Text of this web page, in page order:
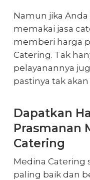
Namun jika
memakai jasa
memberi harga
Catering. Tak
pelayanannya
pastinya tak
Dapatkan
Prasmanan
Catering
Medina Catering
paling baik dan